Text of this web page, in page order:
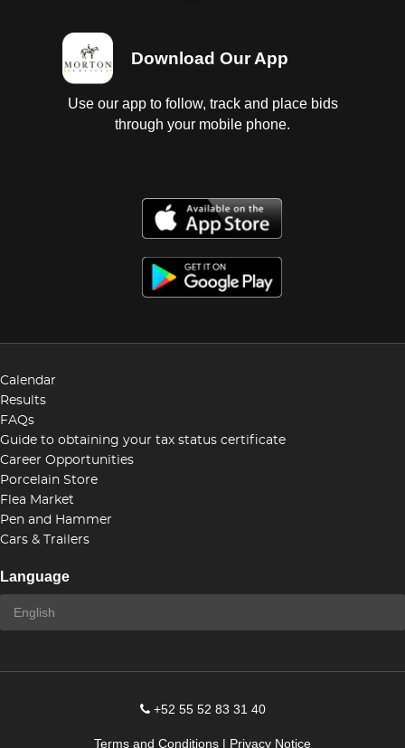
Download Our App
Use our app to follow, track and place bids
through your mobile phone.
Calendar
Results
FAQs
Guide to obtaining your tax status certificate
Career Opportunities
Porcelain Store
Flea Market
Pen and Hammer
Cars & Trailers
Language
+52 55 52 83 31 40
Terms and Conditions | Privacy Notice